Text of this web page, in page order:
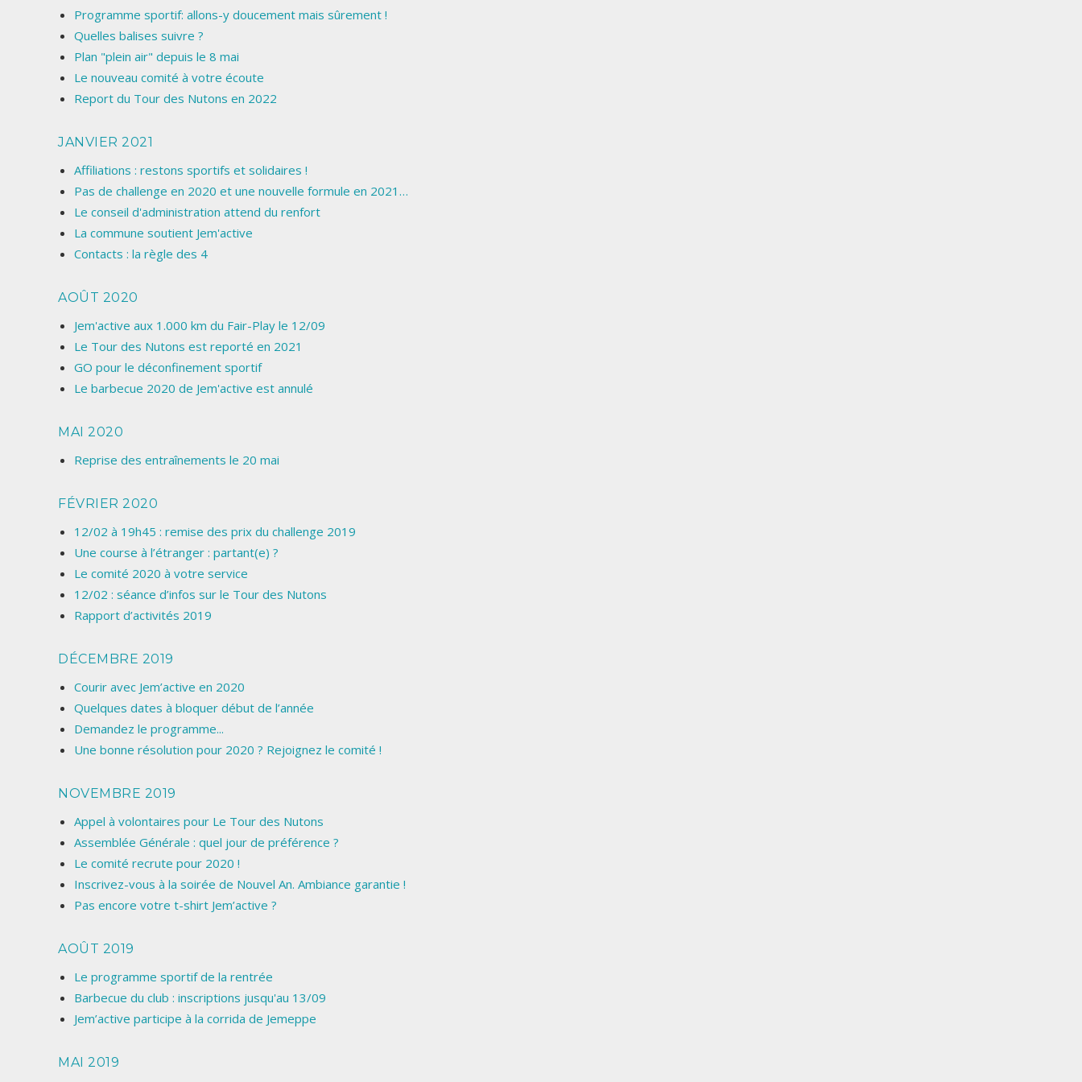
Programme sportif: allons-y doucement mais sûrement !
Quelles balises suivre ?
Plan "plein air" depuis le 8 mai
Le nouveau comité à votre écoute
Report du Tour des Nutons en 2022
JANVIER 2021
Affiliations : restons sportifs et solidaires !
Pas de challenge en 2020 et une nouvelle formule en 2021…
Le conseil d'administration attend du renfort
La commune soutient Jem'active
Contacts : la règle des 4
AOÛT 2020
Jem'active aux 1.000 km du Fair-Play le 12/09
Le Tour des Nutons est reporté en 2021
GO pour le déconfinement sportif
Le barbecue 2020 de Jem'active est annulé
MAI 2020
Reprise des entraînements le 20 mai
FÉVRIER 2020
12/02 à 19h45 : remise des prix du challenge 2019
Une course à l’étranger : partant(e) ?
Le comité 2020 à votre service
12/02 : séance d’infos sur le Tour des Nutons
Rapport d’activités 2019
DÉCEMBRE 2019
Courir avec Jem’active en 2020
Quelques dates à bloquer début de l’année
Demandez le programme...
Une bonne résolution pour 2020 ? Rejoignez le comité !
NOVEMBRE 2019
Appel à volontaires pour Le Tour des Nutons
Assemblée Générale : quel jour de préférence ?
Le comité recrute pour 2020 !
Inscrivez-vous à la soirée de Nouvel An. Ambiance garantie !
Pas encore votre t-shirt Jem’active ?
AOÛT 2019
Le programme sportif de la rentrée
Barbecue du club : inscriptions jusqu'au 13/09
Jem’active participe à la corrida de Jemeppe
MAI 2019